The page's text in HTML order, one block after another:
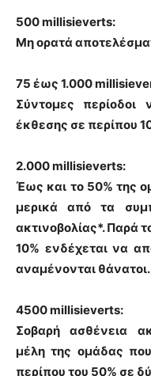
500 millisieverts:
Μη ορατά
75 έως 1.000
Σύντομες
έκθεσης σε περίπου
2.000 millisieverts:
Έως και το 50% της
μερικά από τα
ακτινοβολίας*. Παρά
10% ενδέχεται να
αναμένονται θάνατοι.
4500 millisieverts:
Σοβαρή ασθένεια
μέλη της ομάδας
περίπου του 50% σε